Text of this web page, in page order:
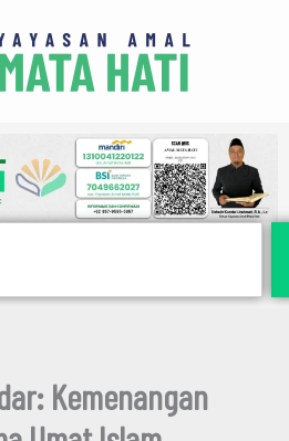
Kemenangan